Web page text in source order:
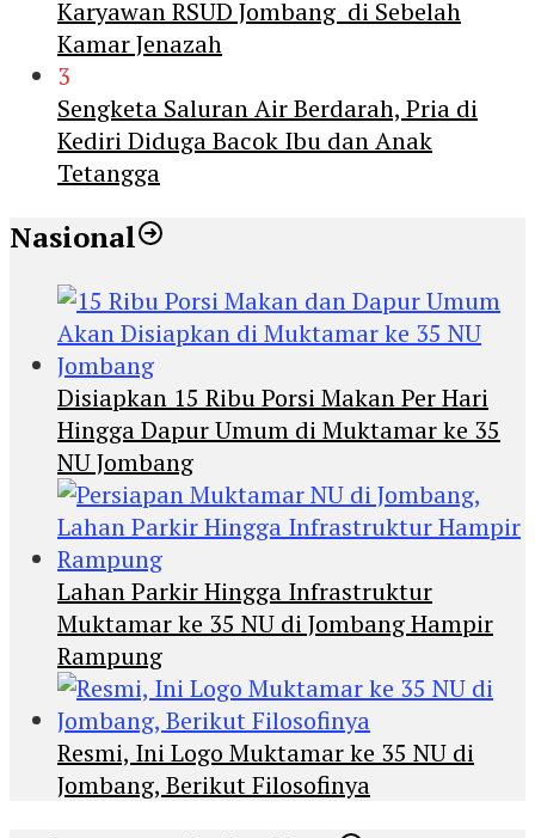
Karyawan RSUD Jombang di Sebelah
Kamar Jenazah
3
Sengketa Saluran Air Berdarah, Pria di
Kediri Diduga Bacok Ibu dan Anak
Tetangga
Nasional
Disiapkan 15 Ribu Porsi Makan Per Hari
Hingga Dapur Umum di Muktamar ke 35
NU Jombang
Lahan Parkir Hingga Infrastruktur
Muktamar ke 35 NU di Jombang Hampir
Rampung
Resmi, Ini Logo Muktamar ke 35 NU di
Jombang, Berikut Filosofinya